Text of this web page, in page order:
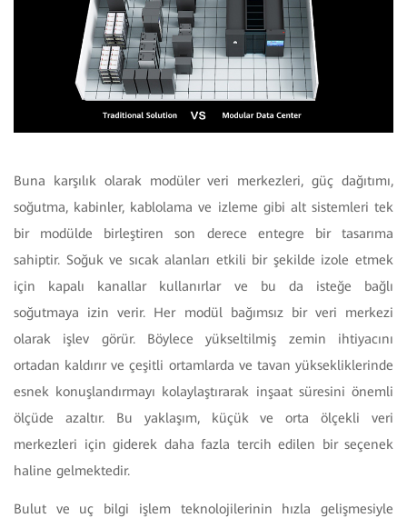
Buna karşılık olarak modüler veri merkezleri, güç dağıtımı,
soğutma, kabinler, kablolama ve izleme gibi alt sistemleri tek
bir modülde birleştiren son derece entegre bir tasarıma
sahiptir. Soğuk ve sıcak alanları etkili bir şekilde izole etmek
için kapalı kanallar kullanırlar ve bu da isteğe bağlı
soğutmaya izin verir. Her modül bağımsız bir veri merkezi
olarak işlev görür. Böylece yükseltilmiş zemin ihtiyacını
ortadan kaldırır ve çeşitli ortamlarda ve tavan yüksekliklerinde
esnek konuşlandırmayı kolaylaştırarak inşaat süresini önemli
ölçüde azaltır. Bu yaklaşım, küçük ve orta ölçekli veri
merkezleri için giderek daha fazla tercih edilen bir seçenek
haline gelmektedir.
Bulut ve uç bilgi işlem teknolojilerinin hızla gelişmesiyle